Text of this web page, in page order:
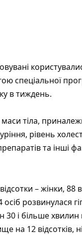
спеціальної
в тиждень.
тіла,
рівень
та інші
– жінки, 88
розвинулася
30 і більше
на 12 відсотків,